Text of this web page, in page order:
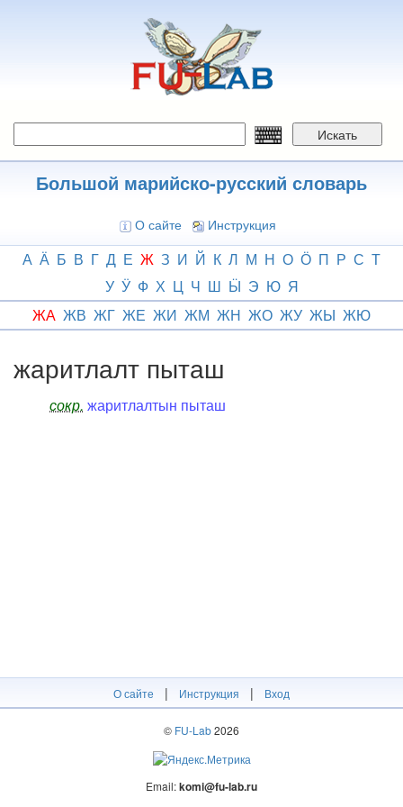
Искать
Большой марийско-русский словарь
О сайте Инструкция
А Ӓ Б В Г Д Е Ж З И Й К Л М Н О Ӧ П Р С Т
У Ӱ Ф Х Ц Ч Ш Ӹ Э Ю Я
ЖА ЖВ ЖГ ЖЕ ЖИ ЖМ ЖН ЖО ЖУ ЖЫ ЖЮ
жаритлалт пыташ
сокр. жаритлалтын пыташ
О сайте | Инструкция | Вход
© FU-Lab2026
Email:komi@fu-lab.ru